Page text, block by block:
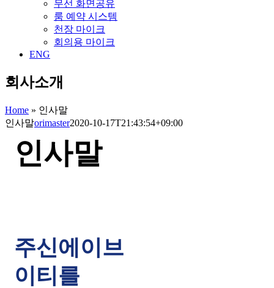
무선 화면공유
룸 예약 시스템
천장 마이크
회의용 마이크
ENG
회사소개
Home » 인사말
인사말orimaster2020-10-17T21:43:54+09:00
인사말
주신에이브
이티를